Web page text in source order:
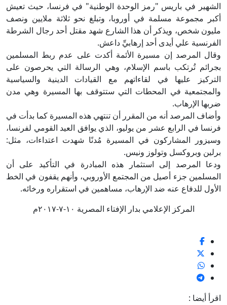
الشهير في باريس "رمز الوحدة الوطنية" في فرنسا، حيث تعيش
أكبر مجموعة مسلمة في أوروبا، وتبلغ نحو ثلاثة ملايين ونصف
مليون شخص، ويذكر أن هذا الشارع شهد مقتل أحد رجال الشرطة
الفرنسية علي أيدى أحد إرهابيِّ داعش.
وقال المرصد إن مسيرة الأئمة أكدت على عدم ربط المسلمين
بجرائم تُرتكب باسم الإسلام، وهي الرسالة التي يحرصون على
التركيز عليها في لقاءاتهم مع القيادات الدينية والسياسية
والمجتمعية في المحطات التي ستتوقف بها المسيرة وهي مدن
ضربها الإرهاب.
وأضاف المرصد أنه من المقرر أن تنتهي هذه المسيرة كما بدأت في
فرنسا في الرابع عشر من يوليو، الذي يوافق العيد القومي لفرنسا،
وسيزور المشاركون في المسيرة مُدنًا شهدت اعتداءات، مثل:
برلين وبروكسل وتولوز ونيس.
ودعا المرصد إلى استثمار هذه المبادرة في التأكيد على أن
المسلمين جزء أصيل من المجتمع الأوروبي، وأنهم يقفون في الخط
الأول للدفاع عنه ضد الإرهاب، مساهمين في استقراره ورخائه.
المركز الإعلامي بدار الإفتاء المصرية ١٠-٧-٢٠١٧م
اقرأ أيضا :